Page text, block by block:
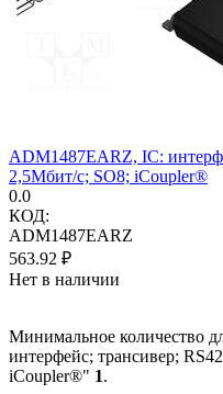
ADM1487EARZ, IC:
2,5Мбит/с; SO8; iCoupler®
0.0
КОД:
ADM1487EARZ
563.92 ₽
Нет в наличии
Минимальное количество
интерфейс; трансивер;
iCoupler®" 1.